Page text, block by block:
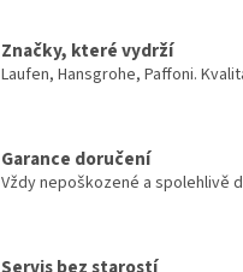
Značky, které vydrží
Laufen, Hansgrohe, Paffoni.
Garance doručení
Vždy nepoškozené a spolehlivě